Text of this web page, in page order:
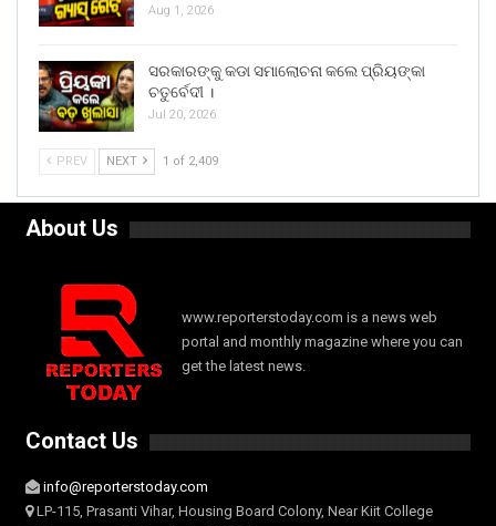
Aug 1, 2026
ସରକାରଙ୍କୁ କଡା ସମାଲୋଚନା କଲେ ପ୍ରିୟଙ୍କା
ଚତୁର୍ବେଦୀ ।
Jul 20, 2026
PREV NEXT 1 of 2,409
About Us
www.reporterstoday.com is a news web
portal and monthly magazine where you can
get the latest news.
Contact Us
info@reporterstoday.com
LP-115, Prasanti Vihar, Housing Board Colony, Near Kiit College